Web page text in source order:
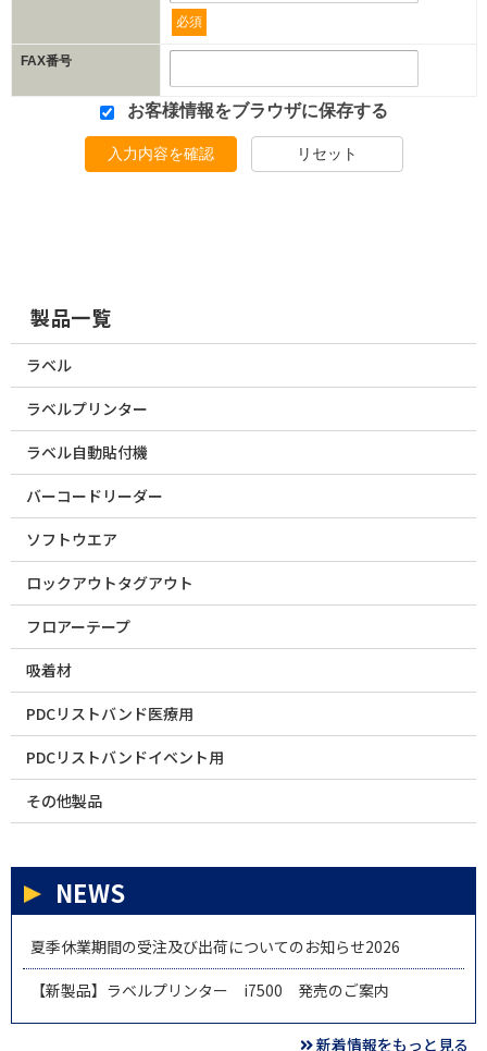
必須
FAX番号
お客様情報をブラウザに保存する
入力内容を確認 リセット
製品一覧
ラベル
ラベルプリンター
ラベル自動貼付機
バーコードリーダー
ソフトウエア
ロックアウトタグアウト
フロアーテープ
吸着材
PDCリストバンド医療用
PDCリストバンドイベント用
その他製品
NEWS
夏季休業期間の受注及び出荷についてのお知らせ2026
【新製品】ラベルプリンター i7500 発売のご案内
新着情報をもっと見る